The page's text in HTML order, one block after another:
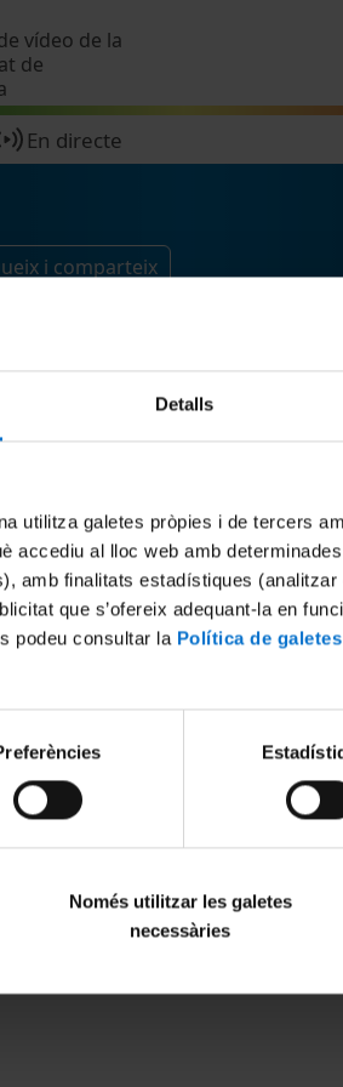
Detalls
utilitza galetes pròpies i de tercers
accediu al lloc web amb
amb finalitats estadístiques
que s’ofereix adequant-la en
podeu consultar la Política de
Només utilitzar les galetes
necessàries
vídeo de la
de
En directe
i comparteix
MENÚ PEU 1